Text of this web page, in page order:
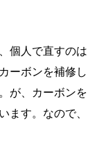
個人で直すのは
ーボンを補修し
が、カーボンを
ます。なので、